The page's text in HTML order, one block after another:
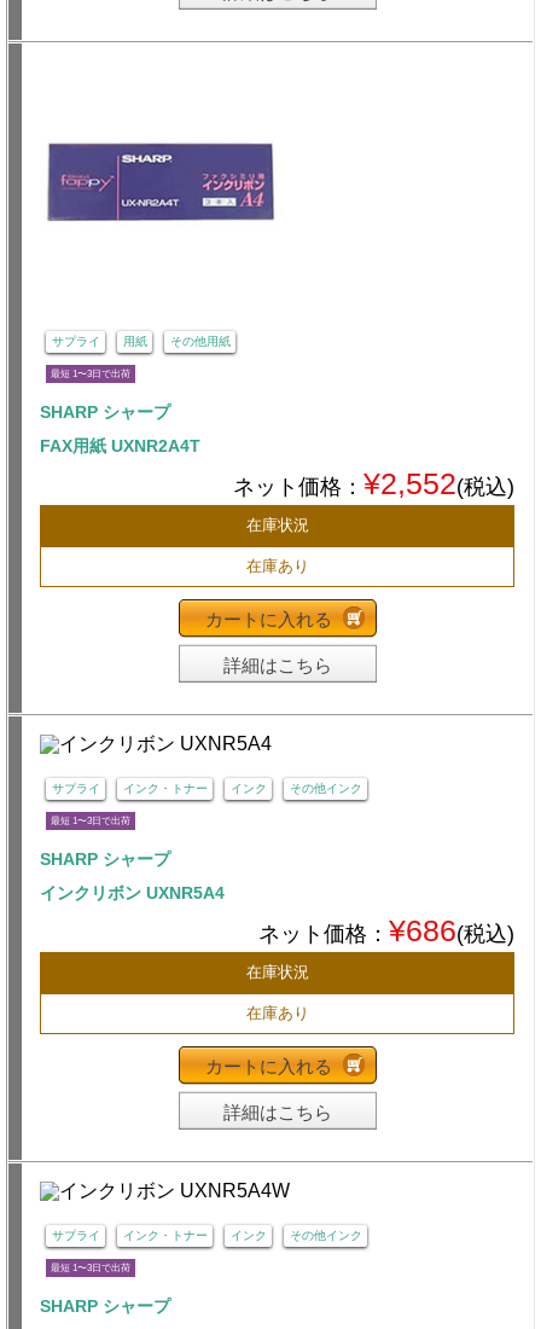
サプライ 用紙 その他用紙
最短 1〜3日で出荷
SHARP シャープ
FAX用紙 UXNR2A4T
ネット価格： ¥2,552(税込)
在庫状況
在庫あり
カートに入れる
詳細はこちら
サプライ インク・トナー インク その他インク
最短 1〜3日で出荷
SHARP シャープ
インクリボン UXNR5A4
ネット価格： ¥686(税込)
在庫状況
在庫あり
カートに入れる
詳細はこちら
サプライ インク・トナー インク その他インク
最短 1〜3日で出荷
SHARP シャープ